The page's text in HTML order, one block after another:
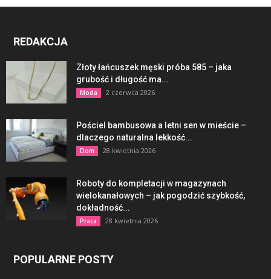
REDAKCJA
Złoty łańcuszek męski próba 585 – jaka
grubość i długość ma...
Moda 2 czerwca 2026
Pościel bambusowa a letni sen w mieście –
dlaczego naturalna lekkość...
Dom 28 kwietnia 2026
Roboty do kompletacji w magazynach
wielokanałowych – jak pogodzić szybkość,
dokładność...
Praca 28 kwietnia 2026
POPULARNE POSTY